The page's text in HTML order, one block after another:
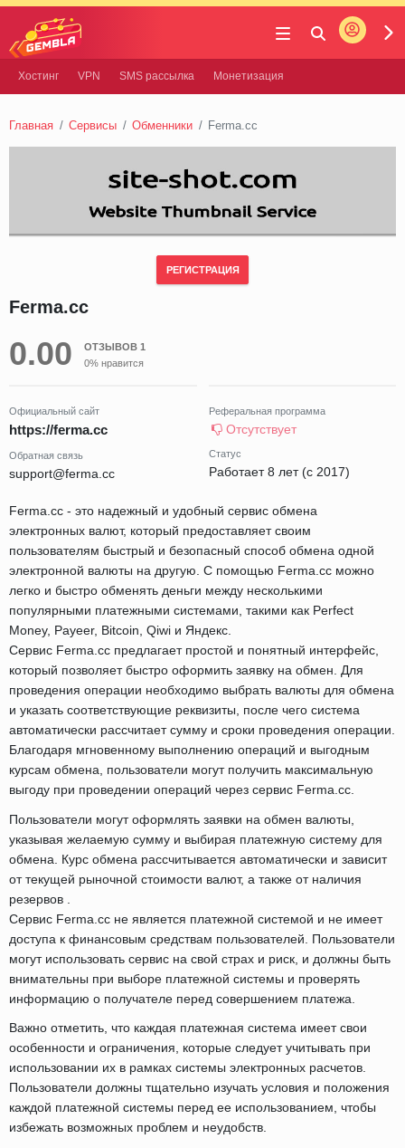
Gembla
Войти
Хостинг VPN SMS рассылка Монетизация
Главная Сервисы Обменники Ferma.cc
Ferma.cc
0.00
ОТЗЫВОВ 1
0% нравится
Официальный сайт
https://ferma.cc
Обратная связь
support@ferma.cc
Реферальная программа
Отсутствует
Статус
Работает 8 лет (с 2017)
Ferma.cc - это надежный и удобный сервис обмена
электронных валют, который предоставляет своим
пользователям быстрый и безопасный способ обмена одной
электронной валюты на другую. С помощью Ferma.cc можно
легко и быстро обменять деньги между несколькими
популярными платежными системами, такими как Perfect
Money, Payeer, Bitcoin, Qiwi и Яндекс.
Сервис Ferma.cc предлагает простой и понятный интерфейс,
который позволяет быстро оформить заявку на обмен. Для
проведения операции необходимо выбрать валюты для обмена
и указать соответствующие реквизиты, после чего система
автоматически рассчитает сумму и сроки проведения операции.
Благодаря мгновенному выполнению операций и выгодным
курсам обмена, пользователи могут получить максимальную
выгоду при проведении операций через сервис Ferma.cc.
Пользователи могут оформлять заявки на обмен валюты,
указывая желаемую сумму и выбирая платежную систему для
обмена. Курс обмена рассчитывается автоматически и зависит
от текущей рыночной стоимости валют, а также от наличия
резервов .
Сервис Ferma.cc не является платежной системой и не имеет
доступа к финансовым средствам пользователей. Пользователи
могут использовать сервис на свой страх и риск, и должны быть
внимательны при выборе платежной системы и проверять
информацию о получателе перед совершением платежа.
Важно отметить, что каждая платежная система имеет свои
особенности и ограничения, которые следует учитывать при
использовании их в рамках системы электронных расчетов.
Пользователи должны тщательно изучать условия и положения
каждой платежной системы перед ее использованием, чтобы
избежать возможных проблем и неудобств.
РЕГИСТРАЦИЯ